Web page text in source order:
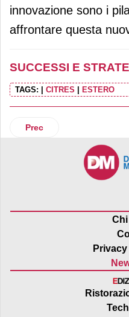
innovazione sono i
affrontare questa
SUCCESSI E
TAGS: CITRES ESTERO
Articolo precedente:
Prec